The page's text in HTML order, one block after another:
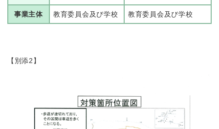
事業主体 教育委員会及び学校 教育委員会及び学校
【別添2】